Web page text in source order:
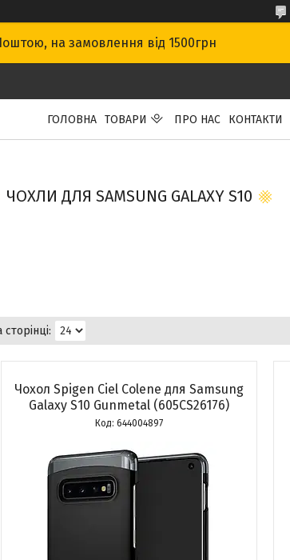
на замовлення від 1500грн
ГОЛОВНА ТОВАРИ ПРО НАС КОНТАКТИ
ЧОХЛИ ДЛЯ SAMSUNG GALAXY S10
Чохол Spigen Ciel Colene для Samsung
Galaxy S10 Gunmetal (605CS26176)
644004897